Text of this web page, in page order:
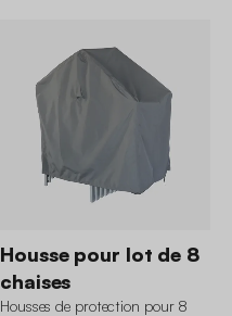
Housse pour lot de 8
chaises
Housses de protection pour 8